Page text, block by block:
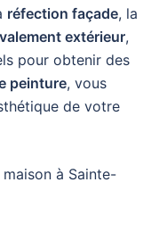
réfection façade, la
extérieur,
pour obtenir des
peinture, vous
de votre